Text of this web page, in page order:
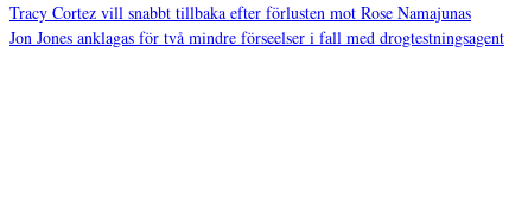
Tracy Cortez vill snabbt tillbaka efter förlusten mot Rose Namajunas
Jon Jones anklagas för två mindre förseelser i fall med drogtestningsagent